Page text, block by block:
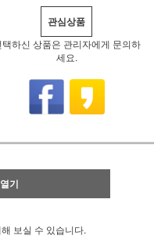
관심상품
택하신 상품은 관리자에게 문의하
세요.
기
보실 수 있습니다.